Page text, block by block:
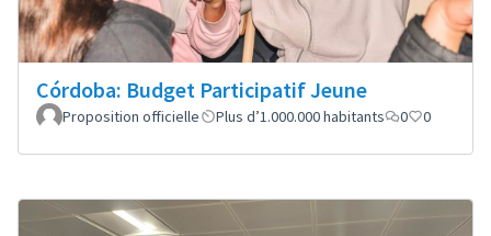
Córdoba: Budget Participatif Jeune
Proposition officielle Plus d’1.000.000 habitants 0 0